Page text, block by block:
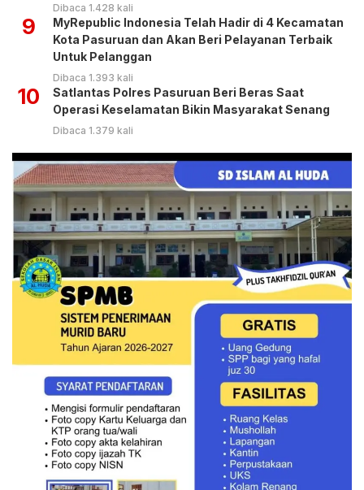
Dibaca 1.428 kali
9
MyRepublic Indonesia Telah Hadir di 4 Kecamatan
Kota Pasuruan dan Akan Beri Pelayanan Terbaik
Untuk Pelanggan
Dibaca 1.393 kali
10
Satlantas Polres Pasuruan Beri Beras Saat
Operasi Keselamatan Bikin Masyarakat Senang
Dibaca 1.379 kali